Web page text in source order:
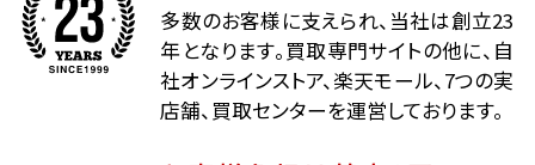
多数のお客様に支えられ、当社は創立23
年となります。買取専門サイトの他に、自
社オンラインストア、楽天モール、7つの実
店舗、買取センターを運営しております。